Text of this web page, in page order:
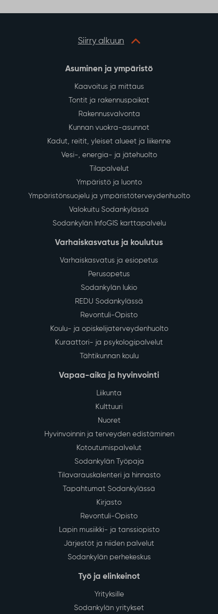
Siirry alkuun
Asuminen ja ympäristö
Kaavoitus ja mittaus
Tontit ja rakennuspaikat
Rakennusvalvonta
Kunnan vuokra-asunnot
Kadut, reitit, yleiset alueet ja liikenne
Vesi-, energia- ja jätehuolto
Tilapalvelut
Ympäristö ja luonto
Ympäristönsuojelu ja ympäristöterveydenhuolto
Valokuitu Sodankylässä
Sodankylän InfoGIS karttapalvelu
Varhaiskasvatus ja koulutus
Varhaiskasvatus ja esiopetus
Perusopetus
Sodankylän lukio
REDU Sodankylässä
Revontuli-Opisto
Koulu- ja opiskelijaterveydenhuolto
Kuraattori- ja psykologipalvelut
Tähtikunnan koulu
Vapaa-aika ja hyvinvointi
Liikunta
Kulttuuri
Nuoret
Hyvinvoinnin ja terveyden edistäminen
Kotoutumispalvelut
Sodankylän Työpaja
Tilavarauskalenteri ja hinnasto
Tapahtumat Sodankylässä
Kirjasto
Revontuli-Opisto
Lapin musiikki- ja tanssiopisto
Järjestöt ja niiden palvelut
Sodankylän perhekeskus
Työ ja elinkeinot
Yrityksille
Sodankylän yritykset